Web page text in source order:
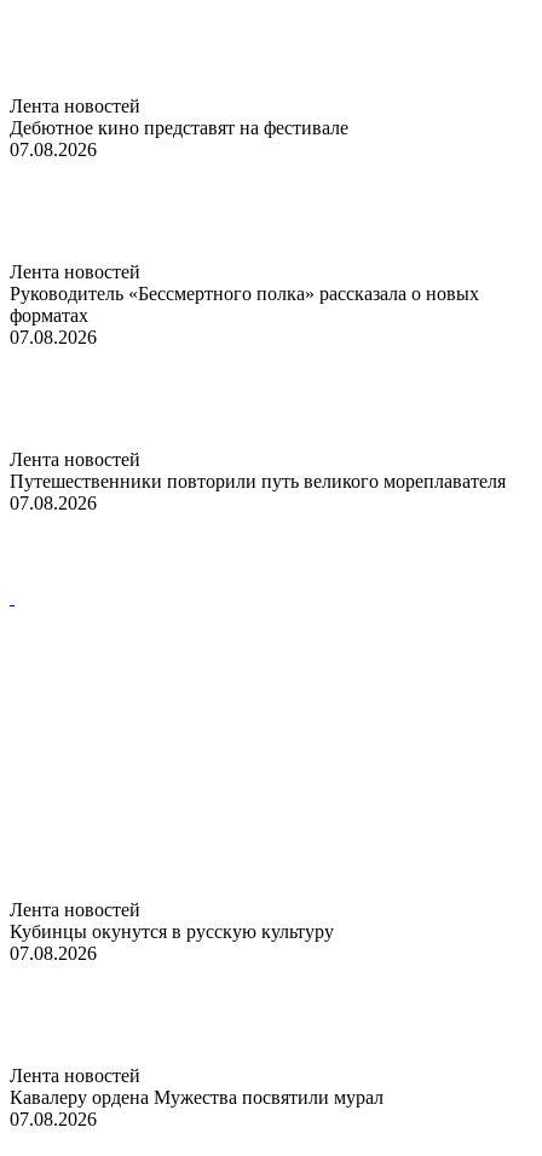
Лента новостей
Дебютное кино представят на фестивале
07.08.2026
Лента новостей
Руководитель «Бессмертного полка» рассказала о новых
форматах
07.08.2026
Лента новостей
Путешественники повторили путь великого мореплавателя
07.08.2026
Лента новостей
Кубинцы окунутся в русскую культуру
07.08.2026
Лента новостей
Кавалеру ордена Мужества посвятили мурал
07.08.2026